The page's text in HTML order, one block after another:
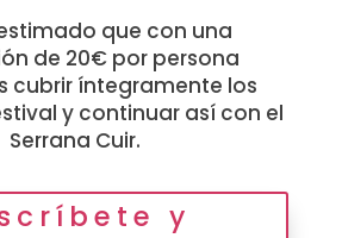
que con una
de 20€ por persona
cubrir íntegramente los
y continuar así con el
Serrana Cuir.
y